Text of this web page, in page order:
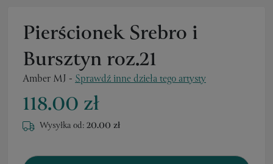
Pierścionek Srebro i
Bursztyn roz.21
Amber MJ - Sprawdź inne dzieła tego artysty
118.00 zł
Wysyłka od:20.00 zł